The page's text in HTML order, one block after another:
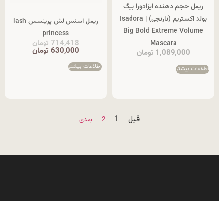
ریمل حجم دهنده ایزادورا بیگ
بولد اکستریم (نارنجی) | Isadora
Big Bold Extreme Volume
Mascara
1,089,000 تومان
اطلاعات بیشتر
ریمل اسنس لش پرینسس lash
princess
714,418تومان
630,000 تومان
اطلاعات بیشتر
قبل 1
2 بعدی